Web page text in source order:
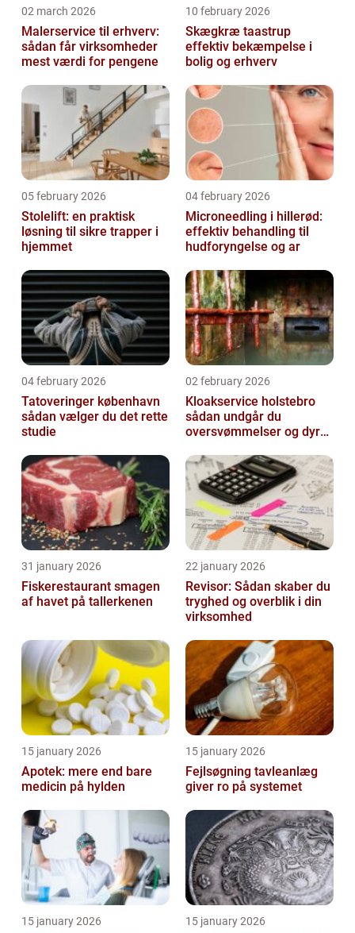
02 march 2026
Malerservice til erhverv:
sådan får virksomheder
mest værdi for pengene
10 february 2026
Skægkræ taastrup
effektiv bekæmpelse i
bolig og erhverv
05 february 2026
Stolelift: en praktisk
løsning til sikre trapper i
hjemmet
04 february 2026
Microneedling i hillerød:
effektiv behandling til
hudforyngelse og ar
04 february 2026
Tatoveringer københavn
sådan vælger du det rette
studie
02 february 2026
Kloakservice holstebro
sådan undgår du
oversvømmelser og dyre
31 january 2026
Fiskerestaurant smagen
af havet på tallerkenen
22 january 2026
Revisor: Sådan skaber du
tryghed og overblik i din
virksomhed
15 january 2026
Apotek: mere end bare
medicin på hylden
15 january 2026
Fejlsøgning tavleanlæg
giver ro på systemet
15 january 2026 15 january 2026